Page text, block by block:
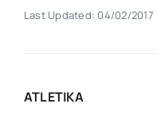
Kalendar
Last Updated: 04/02/2017
ATLETIKA